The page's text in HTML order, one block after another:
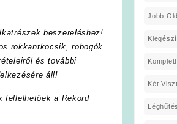
beszereléshez!
rokkantkocsik, robogók
és további
áll!
fellelhetőek a Rekord
Jobb
Két